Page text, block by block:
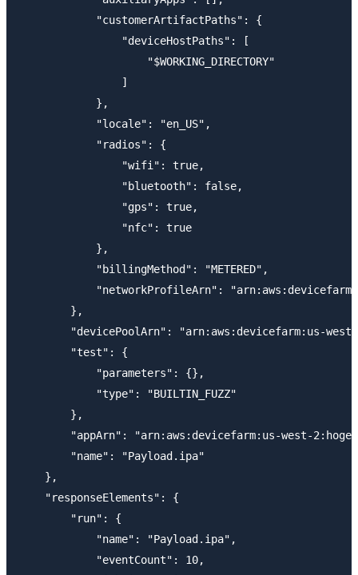
            "customerArtifactPaths": {
                "deviceHostPaths": [
                    "$WORKING_DIRECTORY"
                ]
            },
            "locale": "en_US",
            "radios": {
                "wifi": true,
                "bluetooth": false,
                "gps": true,
                "nfc": true
            },
            "billingMethod": "METERED",
"networkProfileArn":
        },
"devicePoolArn": "arn:aws:devicefarm:us-
        "test": {
            "parameters": {},
            "type": "BUILTIN_FUZZ"
        },
"appArn": "arn:aws:devicefarm:us-west-
        "name": "Payload.ipa"
    },
    "responseElements": {
        "run": {
            "name": "Payload.ipa",
            "eventCount": 10,